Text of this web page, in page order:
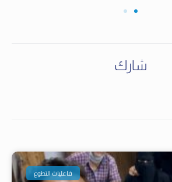
شارك
فاعليات التطوع